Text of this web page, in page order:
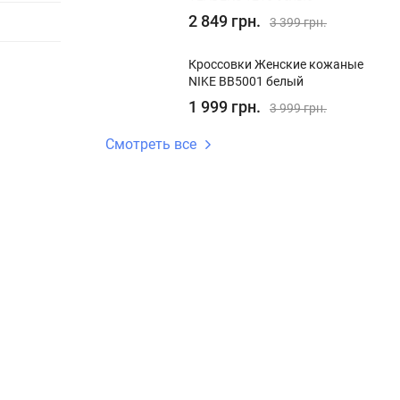
2 849 грн. 3 399 грн.
Кроссовки Женские кожаные
NIKE BB5001 белый
1 999 грн. 3 999 грн.
Смотреть все